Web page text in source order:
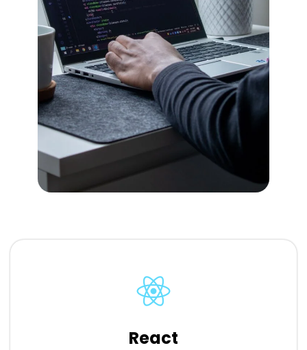
React